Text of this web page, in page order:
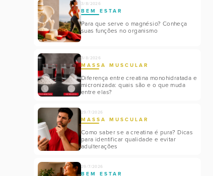
3/8/2026
BEM ESTAR
Para que serve o magnésio? Conheça
suas funções no organismo
3/8/2026
MASSA MUSCULAR
Diferença entre creatina monohidratada e
micronizada: quais são e o que muda
entre elas?
29/7/2026
MASSA MUSCULAR
Como saber se a creatina é pura? Dicas
para identificar qualidade e evitar
adulterações
29/7/2026
BEM ESTAR